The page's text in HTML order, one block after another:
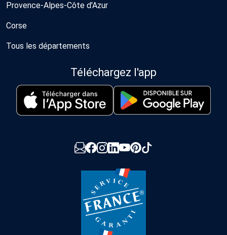
Provence-Alpes-Côte d'Azur
Corse
Tous les départements
Téléchargez l'app